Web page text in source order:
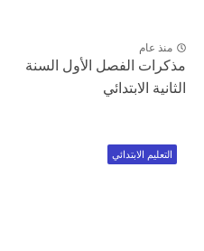
منذ عام
مذكرات الفصل الأول السنة
الثانية الابتدائي
التعليم الابتدائي